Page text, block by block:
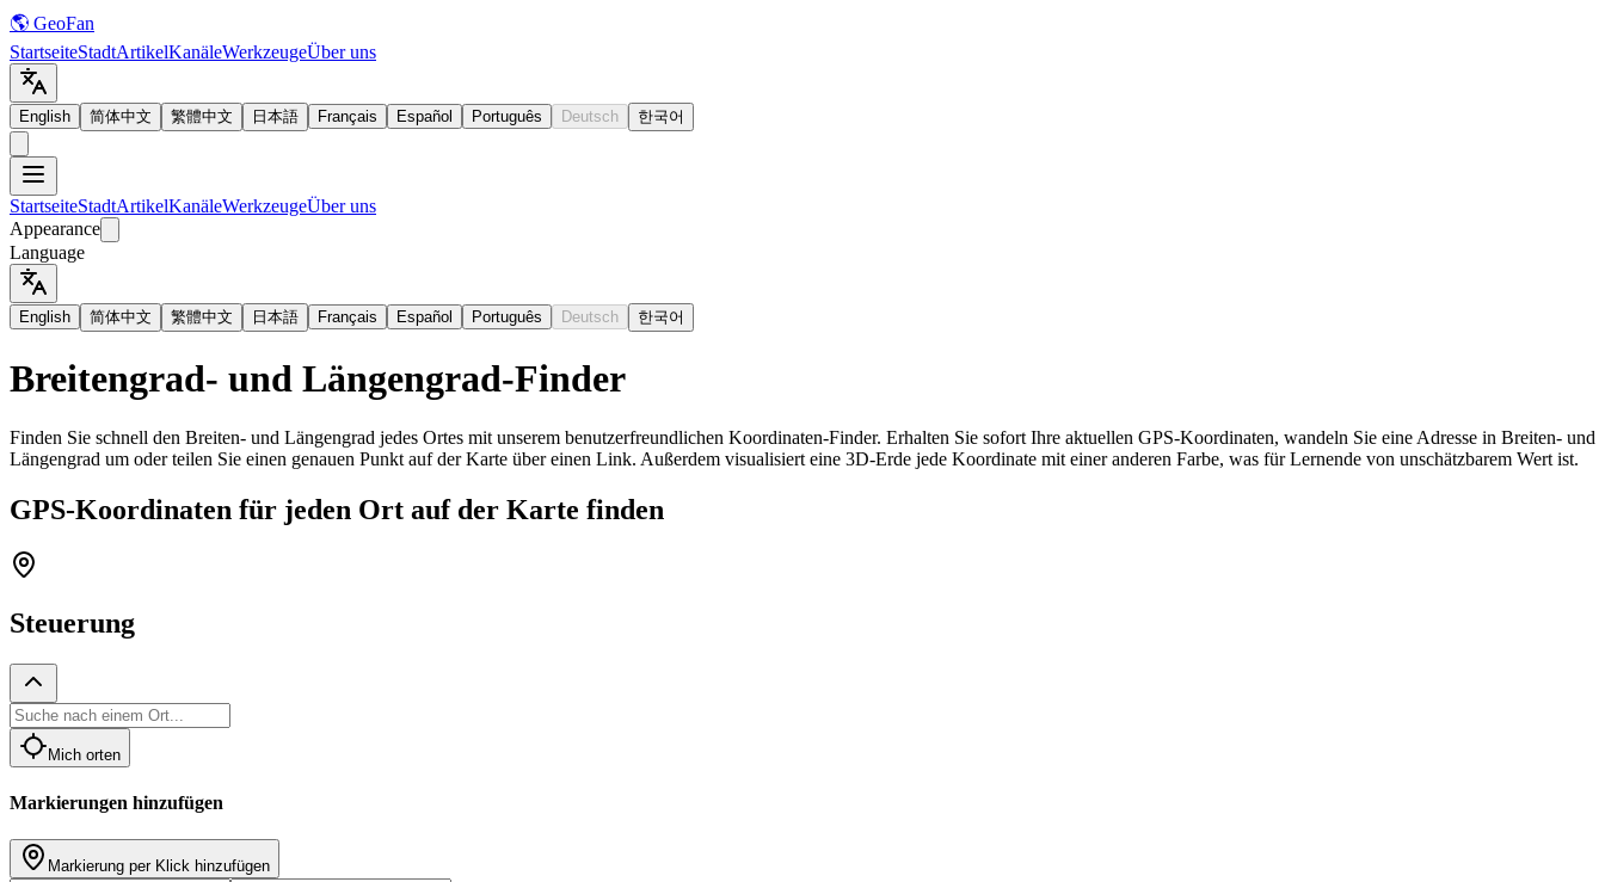
🌎 GeoFan
StartseiteStadtArtikelKanäleWerkzeugeÜber uns
English 简体中文 繁體中文 日本語 Français Español Português Deutsch 한국어
StartseiteStadtArtikelKanäleWerkzeugeÜber uns
Appearance
Language
English 简体中文 繁體中文 日本語 Français Español Português Deutsch 한국어
Breitengrad- und Längengrad-Finder
Finden Sie schnell den Breiten- und Längengrad jedes Ortes mit unserem benutzerfreundlichen Koordinaten-Finder. Erhalten Sie sofort Ihre aktuellen GPS-Koordinaten, wandeln Sie eine Adresse in Breiten- und
Längengrad um oder teilen Sie einen genauen Punkt auf der Karte über einen Link. Außerdem visualisiert eine 3D-Erde jede Koordinate mit einer anderen Farbe, was für Lernende von unschätzbarem Wert ist.
GPS-Koordinaten für jeden Ort auf der Karte finden
Steuerung
Mich orten
Markierungen hinzufügen
Markierung per Klick hinzufügen